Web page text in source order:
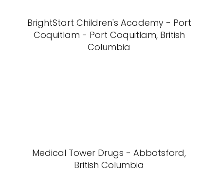
BrightStart Children's Academy - Port
Coquitlam - Port Coquitlam, British
Columbia
Medical Tower Drugs - Abbotsford,
British Columbia